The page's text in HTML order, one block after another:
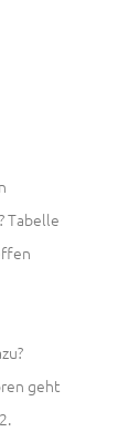
Tabelle
geht